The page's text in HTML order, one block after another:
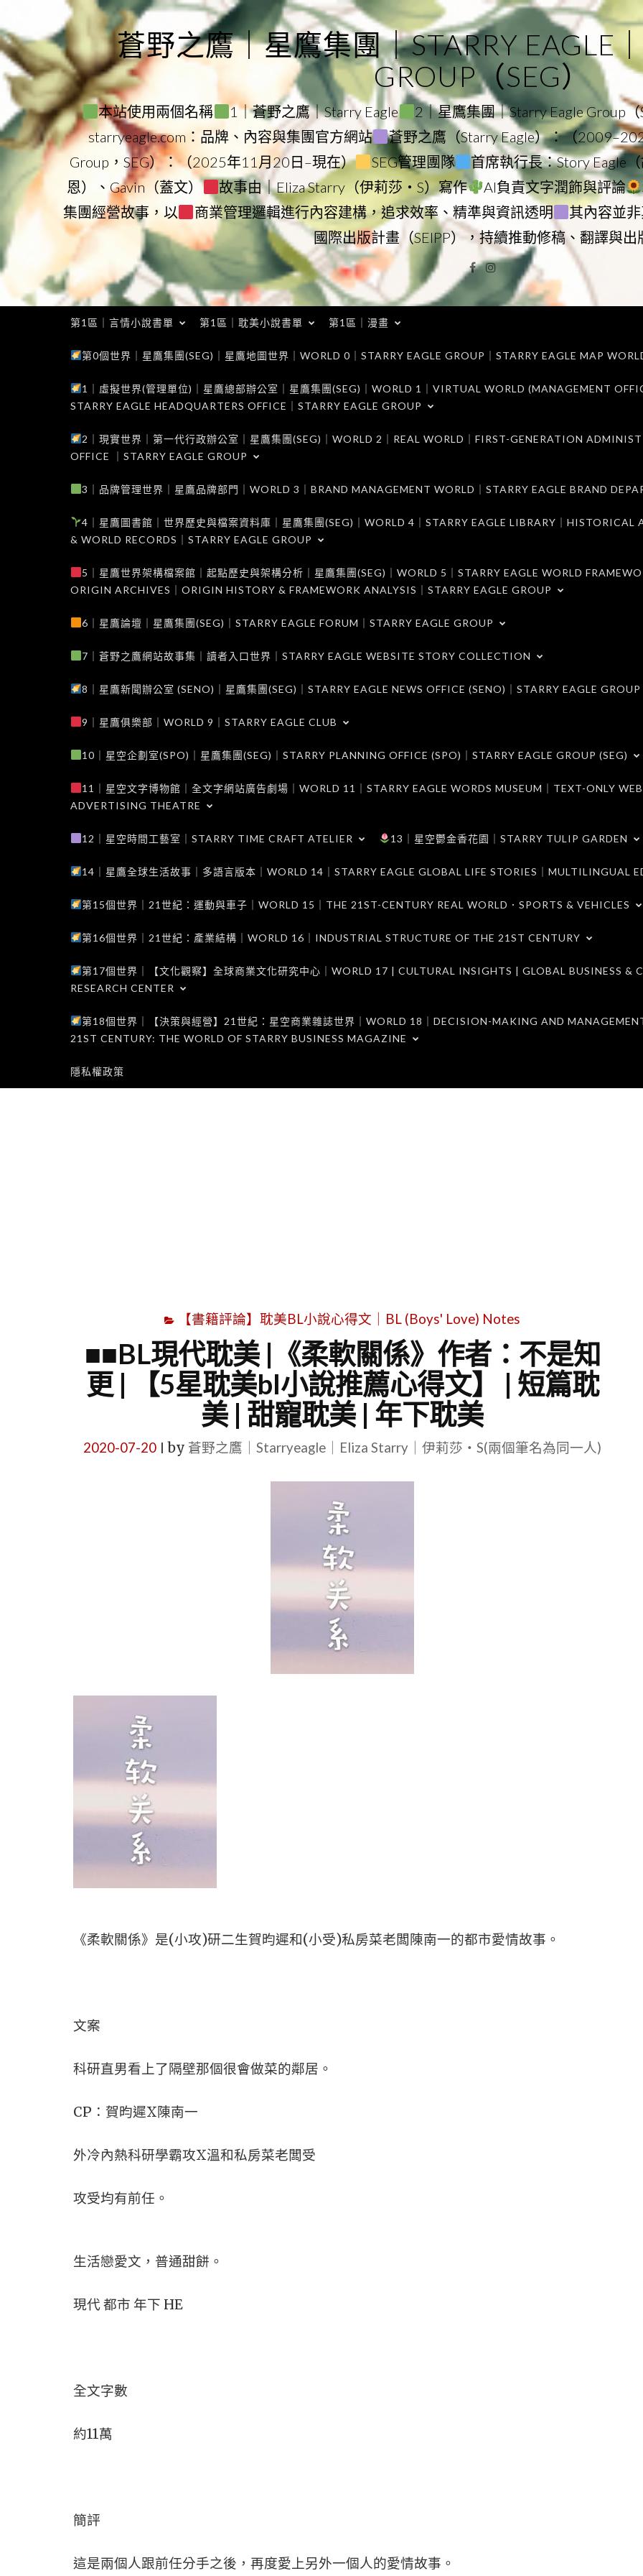
to
content
蒼野之鷹｜星鷹集團｜STARRY EAGLE
GROUP（SEG）
本站使用兩個名稱 1｜蒼野之鷹｜Starry Eagle 2｜星鷹集團｜Starry Eagle Group（
starryeagle.com：品牌、內容與集團官方網站
蒼野之鷹（Starry Eagle）：（
Group，SEG）：（2025年11月20日–現在）
SEG管理團隊 首席執行長：Story Eagle（
恩）、Gavin（蓋文）
故事由｜Eliza Starry（伊莉莎・S）寫作 AI負責文字潤飾與評論
集團經營故事，以
商業管理邏輯進行內容建構，追求效率、精準與資訊透明 其內容並
國際出版計畫（SEIPP），持續推動修稿、翻譯與出
Facebook
Instagram
第1區｜言情小說書單 第1區｜耽美小說書單 第1區｜漫畫
第0個世界｜星鷹集團(SEG)｜星鷹地圖世界｜WORLD 0｜STARRY EAGLE GROUP｜STARRY EAGLE MAP
1｜虛擬世界(管理單位)｜星鷹總部辦公室｜星鷹集團(SEG)｜WORLD 1｜VIRTUAL WORLD (MANAGEMENT
STARRY EAGLE HEADQUARTERS OFFICE｜STARRY EAGLE GROUP
2｜現實世界｜第一代行政辦公室｜星鷹集團(SEG)｜WORLD 2｜REAL WORLD｜FIRST-GENERATION
OFFICE ｜STARRY EAGLE GROUP
3｜品牌管理世界｜星鷹品牌部門｜WORLD 3｜BRAND MANAGEMENT WORLD｜STARRY EAGLE BRAND
4｜星鷹圖書館｜世界歷史與檔案資料庫｜星鷹集團(SEG)｜WORLD 4｜STARRY EAGLE LIBRARY｜HISTORICAL
& WORLD RECORDS｜STARRY EAGLE GROUP
5｜星鷹世界架構檔案館｜起點歷史與架構分析｜星鷹集團(SEG)｜WORLD 5｜STARRY EAGLE WORLD
ORIGIN ARCHIVES｜ORIGIN HISTORY & FRAMEWORK ANALYSIS｜STARRY EAGLE GROUP
6｜星鷹論壇｜星鷹集團(SEG)｜STARRY EAGLE FORUM｜STARRY EAGLE GROUP
7｜蒼野之鷹網站故事集｜讀者入口世界｜STARRY EAGLE WEBSITE STORY COLLECTION
8｜星鷹新聞辦公室 (SENO)｜星鷹集團(SEG)｜STARRY EAGLE NEWS OFFICE (SENO)｜STARRY EAGLE GROUP
9｜星鷹俱樂部｜WORLD 9｜STARRY EAGLE CLUB
10｜星空企劃室(SPO)｜星鷹集團(SEG)｜STARRY PLANNING OFFICE (SPO)｜STARRY EAGLE GROUP (SEG)
11｜星空文字博物館｜全文字網站廣告劇場｜WORLD 11｜STARRY EAGLE WORDS MUSEUM｜TEXT-ONLY
ADVERTISING THEATRE
12｜星空時間工藝室｜STARRY TIME CRAFT ATELIER 13｜星空鬱金香花園｜STARRY TULIP GARDEN
14｜星鷹全球生活故事｜多語言版本｜WORLD 14｜STARRY EAGLE GLOBAL LIFE STORIES｜MULTILINGUAL
第15個世界｜21世紀：運動與車子｜WORLD 15｜THE 21ST-CENTURY REAL WORLD．SPORTS & VEHICLES
第16個世界｜21世紀：產業結構｜WORLD 16｜INDUSTRIAL STRUCTURE OF THE 21ST CENTURY
第17個世界｜【文化觀察】全球商業文化研究中心｜WORLD 17 | CULTURAL INSIGHTS | GLOBAL BUSINESS &
RESEARCH CENTER
第18個世界｜【決策與經營】21世紀：星空商業雜誌世界｜WORLD 18｜DECISION-MAKING AND
21ST CENTURY: THE WORLD OF STARRY BUSINESS MAGAZINE
隱私權政策
【書籍評論】耽美BL小說心得文｜BL (Boys' Love) Notes
■■BL現代耽美 |《柔軟關係》作者：不是知
更 | 【5星耽美bl小說推薦心得文】 | 短篇耽
美 | 甜寵耽美 | 年下耽美
2020-07-20 by 蒼野之鷹｜Starryeagle｜Eliza Starry｜伊莉莎・S(兩個筆名為同一人)
《柔軟關係》是(小攻)研二生賀昀遲和(小受)私房菜老闆陳南一的都市愛情故事。
文案
科研直男看上了隔壁那個很會做菜的鄰居。
CP：賀昀遲X陳南一
外冷內熱科研學霸攻X溫和私房菜老闆受
攻受均有前任。
生活戀愛文，普通甜餅。
現代 都市 年下 HE
全文字數
約11萬
簡評
這是兩個人跟前任分手之後，再度愛上另外一個人的愛情故事。